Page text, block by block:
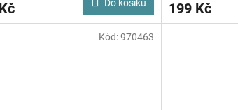
Do košíku 199 Kč
Kód:970463